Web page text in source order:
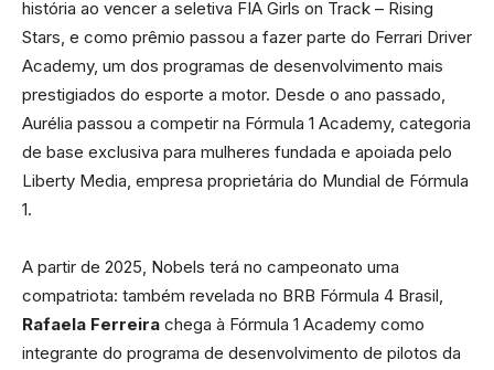
história ao vencer a seletiva FIA Girls on Track – Rising
Stars, e como prêmio passou a fazer parte do Ferrari Driver
Academy, um dos programas de desenvolvimento mais
prestigiados do esporte a motor. Desde o ano passado,
Aurélia passou a competir na Fórmula 1 Academy, categoria
de base exclusiva para mulheres fundada e apoiada pelo
Liberty Media, empresa proprietária do Mundial de Fórmula
1.
A partir de 2025, Nobels terá no campeonato uma
compatriota: também revelada no BRB Fórmula 4 Brasil,
Rafaela Ferreira chega à Fórmula 1 Academy como
integrante do programa de desenvolvimento de pilotos da